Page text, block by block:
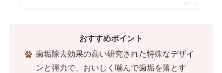
ポチップ
おすすめポイント
歯垢除去効果の高い研究された特殊なデザイ
ンと弾力で、おいしく噛んで歯垢を落とす